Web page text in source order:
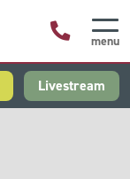
menu
Livestream